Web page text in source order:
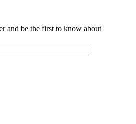
and be the first to know about